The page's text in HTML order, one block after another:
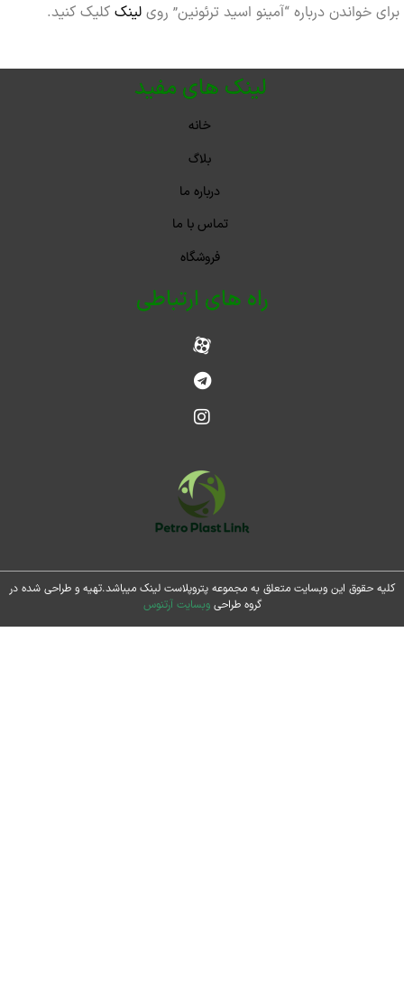
درباره “آمینو اسید ترئونین” رویلینک کلیک کنید.
لینک های مفید
درباره ما
تماس با ما
فروشگاه
راه های ارتباطی
این وبسایت متعلق به مجموعه پتروپلاست لینک میباشد.تهیه و طراحی شده در
گروه طراحی وبسایت آرتنوس